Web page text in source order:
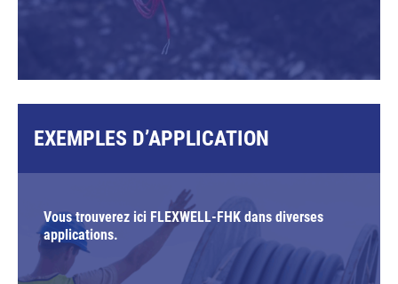
EXEMPLES D’APPLICATION
Vous trouverez ici FLEXWELL-FHK dans diverses
applications.